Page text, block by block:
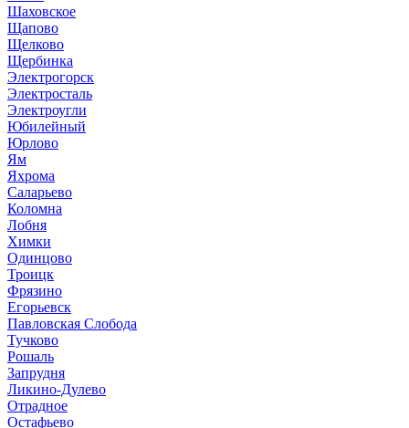
Шаховское
Щапово
Щелково
Щербинка
Электрогорск
Электросталь
Электроугли
Юбилейный
Юрлово
Ям
Яхрома
Саларьево
Коломна
Лобня
Химки
Одинцово
Троицк
Фрязино
Егорьевск
Павловская Слобода
Тучково
Рошаль
Запрудня
Ликино-Дулево
Отрадное
Остафьево